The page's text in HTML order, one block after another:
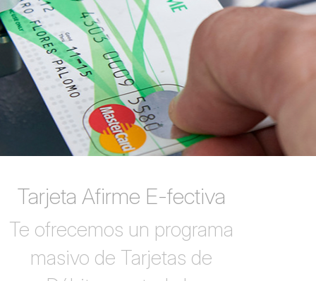
Tarjeta Afirme E-fectiva
Te ofrecemos un programa
masivo de Tarjetas de